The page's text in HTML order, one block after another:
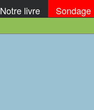
Notre livre Sondage